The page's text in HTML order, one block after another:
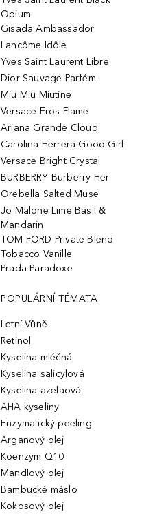
Opium
Gisada Ambassador
Lancôme Idôle
Yves Saint Laurent Libre
Dior Sauvage Parfém
Miu Miu Miutine
Versace Eros Flame
Ariana Grande Cloud
Carolina Herrera Good Girl
Versace Bright Crystal
BURBERRY Burberry Her
Orebella Salted Muse
Jo Malone Lime Basil &
Mandarin
TOM FORD Private Blend
Tobacco Vanille
Prada Paradoxe
POPULÁRNÍ TÉMATA
Letní Vůně
Retinol
Kyselina mléčná
Kyselina salicylová
Kyselina azelaová
AHA kyseliny
Enzymatický peeling
Arganový olej
Koenzym Q10
Mandlový olej
Bambucké máslo
Kokosový olej